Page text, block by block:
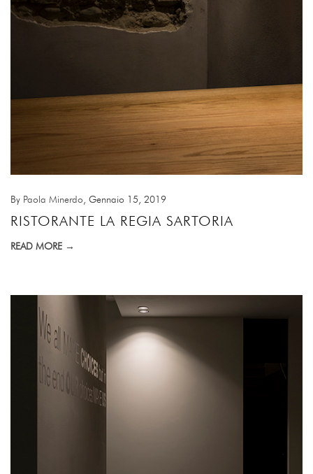
By Paola Minerdo , Gennaio 15, 2019
RISTORANTE LA REGIA SARTORIA
READ MORE →